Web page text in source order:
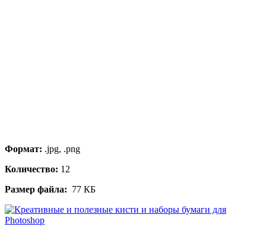
Формат: .jpg, .png
Количество: 12
Размер файла: 77 КБ